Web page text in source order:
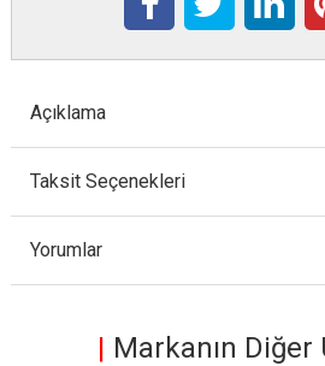
Açıklama
Taksit Seçenekleri
Yorumlar
Markanın